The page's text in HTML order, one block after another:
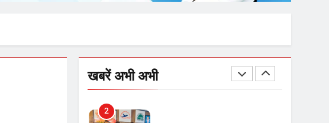
खबरें अभी अभी
2
कार्बन-फ्री डेटा सेंटर, हजारों
3